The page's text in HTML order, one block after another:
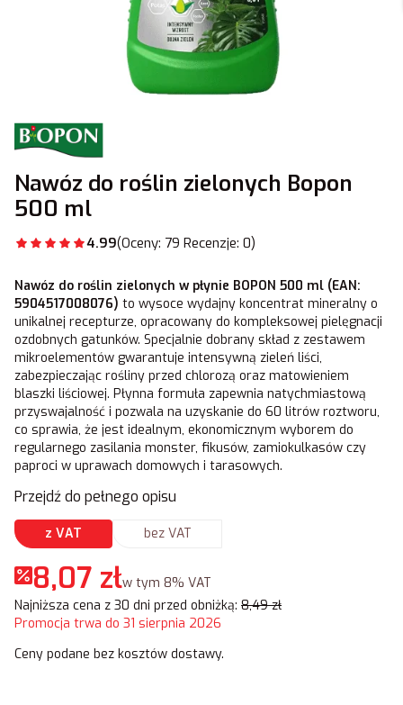
Nawóz do roślin zielonych Bopon
500 ml
4.99(Oceny: 79 Recenzje: 0)
Nawóz do roślin zielonych w płynie BOPON 500 ml (EAN:
5904517008076) to wysoce wydajny koncentrat mineralny o
unikalnej recepturze, opracowany do kompleksowej pielęgnacji
ozdobnych gatunków. Specjalnie dobrany skład z zestawem
mikroelementów gwarantuje intensywną zieleń liści,
zabezpieczając rośliny przed chlorozą oraz matowieniem
blaszki liściowej. Płynna formuła zapewnia natychmiastową
przyswajalność i pozwala na uzyskanie do 60 litrów roztworu,
co sprawia, że jest idealnym, ekonomicznym wyborem do
regularnego zasilania monster, fikusów, zamiokulkasów czy
paproci w uprawach domowych i tarasowych.
Przejdź do pełnego opisu
z VAT bez VAT
8,07 złw tym 8% VAT
w tym 8% VAT
Najniższa cena z 30 dni przed obniżką: 8,49 zł
Promocja trwa do 31 sierpnia 2026
Ceny podane bez kosztów dostawy.